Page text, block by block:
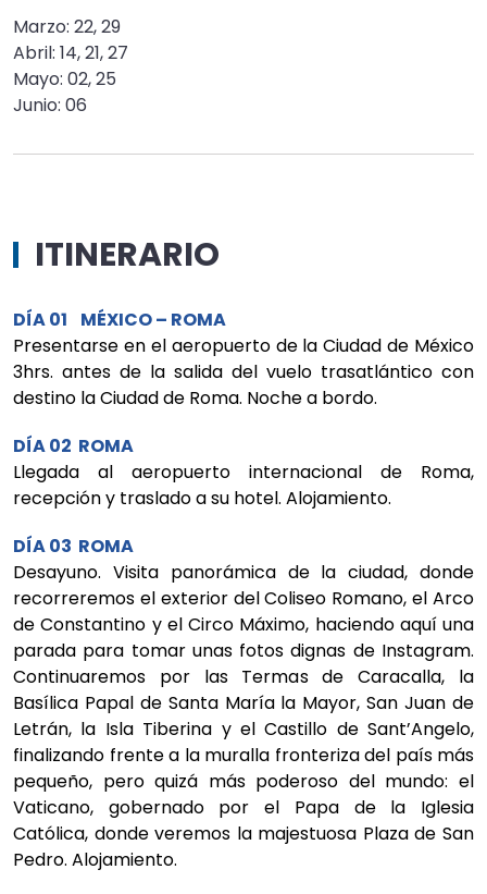
Marzo: 22, 29
Abril: 14, 21, 27
Mayo: 02, 25
Junio: 06
ITINERARIO
DÍA 01 MÉXICO – ROMA
Presentarse en el aeropuerto de la Ciudad de México
3hrs. antes de la salida del vuelo trasatlántico con
destino la Ciudad de Roma. Noche a bordo.
DÍA 02 ROMA
Llegada al aeropuerto internacional de Roma,
recepción y traslado a su hotel. Alojamiento.
DÍA 03 ROMA
Desayuno. Visita panorámica de la ciudad, donde
recorreremos el exterior del Coliseo Romano, el Arco
de Constantino y el Circo Máximo, haciendo aquí una
parada para tomar unas fotos dignas de Instagram.
Continuaremos por las Termas de Caracalla, la
Basílica Papal de Santa María la Mayor, San Juan de
Letrán, la Isla Tiberina y el Castillo de Sant’Angelo,
finalizando frente a la muralla fronteriza del país más
pequeño, pero quizá más poderoso del mundo: el
Vaticano, gobernado por el Papa de la Iglesia
Católica, donde veremos la majestuosa Plaza de San
Pedro. Alojamiento.